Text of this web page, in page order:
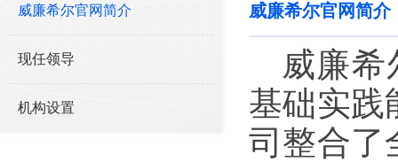
​威廉希尔官网简介
现任领导
机构设置
​威廉希尔官网简介
威廉希
基础实践
司整合了